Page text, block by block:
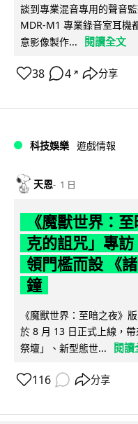
談到專業混音專用的聲音
MDR-M1 專業錄音室耳機
意影像製作...
閱讀全文
38 4 ↗ 分享
科技娛樂 遊戲情報
天恩 1 日
《魔獸世界：
克的詛咒」專
領門檻而設 《
鐘
《魔獸世界：至暗之夜》
於 8 月 13 日正式上線，
祭壇」、新型態世...
閱
116 分享